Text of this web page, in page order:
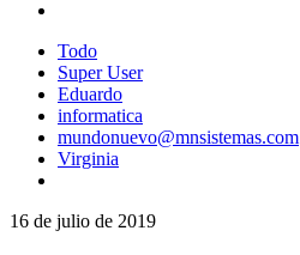
Todo
Super User
Eduardo
informatica
mundonuevo@mnsistemas.com
Virginia
16 de julio de 2019